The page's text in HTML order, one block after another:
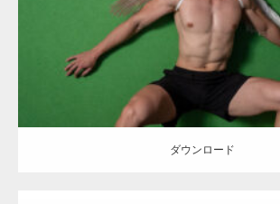
ダウンロード
ダウンロード